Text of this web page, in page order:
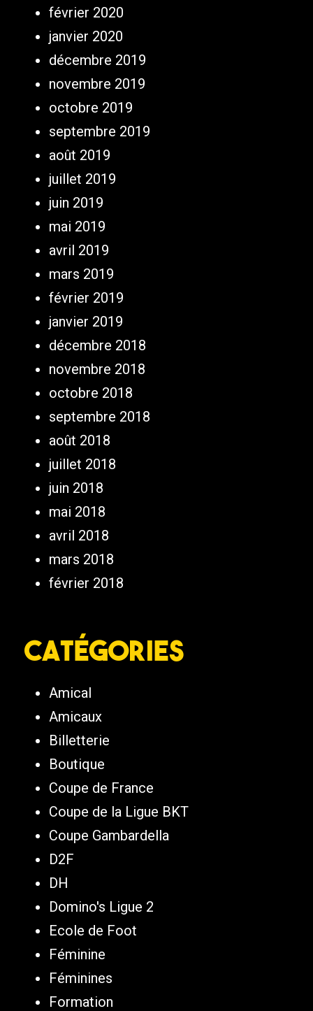
février 2020
janvier 2020
décembre 2019
novembre 2019
octobre 2019
septembre 2019
août 2019
juillet 2019
juin 2019
mai 2019
avril 2019
mars 2019
février 2019
janvier 2019
décembre 2018
novembre 2018
octobre 2018
septembre 2018
août 2018
juillet 2018
juin 2018
mai 2018
avril 2018
mars 2018
février 2018
Catégories
Amical
Amicaux
Billetterie
Boutique
Coupe de France
Coupe de la Ligue BKT
Coupe Gambardella
D2F
DH
Domino's Ligue 2
Ecole de Foot
Féminine
Féminines
Formation